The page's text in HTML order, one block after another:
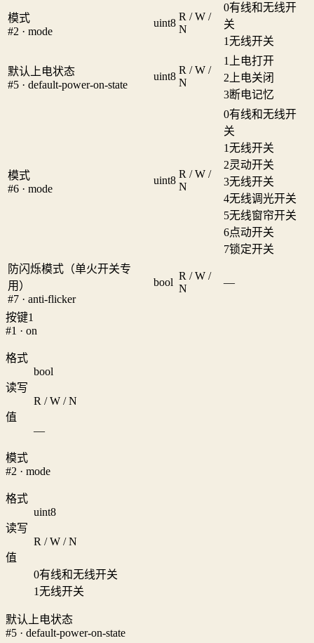
模式
#2 · mode
uint8
R / W /
N
0有线和无线开
关
1无线开关
默认上电状态
#5 · default-power-on-state
uint8
R / W /
N
1
上电打开
2 上电关闭
3断电记忆
模式
#6 · mode
uint8
R / W /
N
0有线和无线开
关
1无线开关
2灵动开关
3无线开关
4无线调光开关
5无线窗帘开关
6点动开关
7锁定开关
防闪烁模式（单火开关专
用）
#7 · anti-flicker
bool
R / W /
N
—
按键1
#1 · on
格式
bool
读写
R / W / N
值
—
模式
#2 · mode
格式
uint8
读写
R / W / N
值
0有线和无线开关
1无线开关
默认上电状态
#5 · default-power-on-state